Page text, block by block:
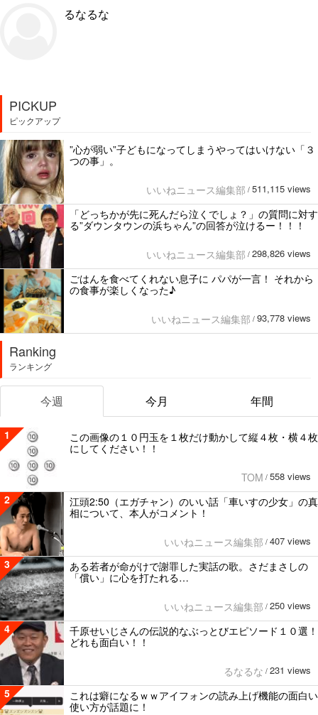
るなるな
PICKUP
ピックアップ
”心が弱い”子どもになってしまうやってはいけない「３
つの事」。
いいねニュース編集部 / 511,115 views
「どっちかが先に死んだら泣くでしょ？」の質問に対す
る”ダウンタウンの浜ちゃん”の回答が泣けるー！！！
いいねニュース編集部 / 298,826 views
ごはんを食べてくれない息子に パパが一言！ それから
の食事が楽しくなった♪
いいねニュース編集部 / 93,778 views
Ranking
ランキング
今週 今月 年間
1
この画像の１０円玉を１枚だけ動かして縦４枚・横４枚
にしてください！！
TOM / 558 views
2
江頭2:50（エガチャン）のいい話「車いすの少女」の真
相について、本人がコメント！
いいねニュース編集部 / 407 views
3
ある若者が命がけで謝罪した実話の歌。さだまさしの
「償い」に心を打たれる…
いいねニュース編集部 / 250 views
4
千原せいじさんの伝説的なぶっとびエピソード１０選！
どれも面白い！！
るなるな / 231 views
5
これは癖になるｗｗアイフォンの読み上げ機能の面白い
使い方が話題に！